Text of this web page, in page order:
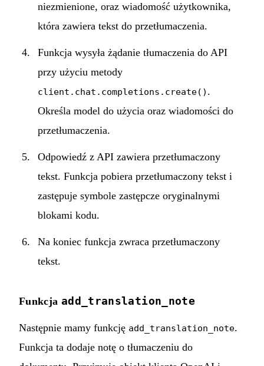
niezmienione, oraz wiadomość użytkownika,
która zawiera tekst do przetłumaczenia.
Funkcja wysyła żądanie tłumaczenia do API
przy użyciu metody
client.chat.completions.create() .
Określa model do użycia oraz wiadomości do
przetłumaczenia.
Odpowiedź z API zawiera przetłumaczony
tekst. Funkcja pobiera przetłumaczony tekst i
zastępuje symbole zastępcze oryginalnymi
blokami kodu.
Na koniec funkcja zwraca przetłumaczony
tekst.
Funkcja add_translation_note
Następnie mamy funkcję add_translation_note.
Funkcja ta dodaje notę o tłumaczeniu do